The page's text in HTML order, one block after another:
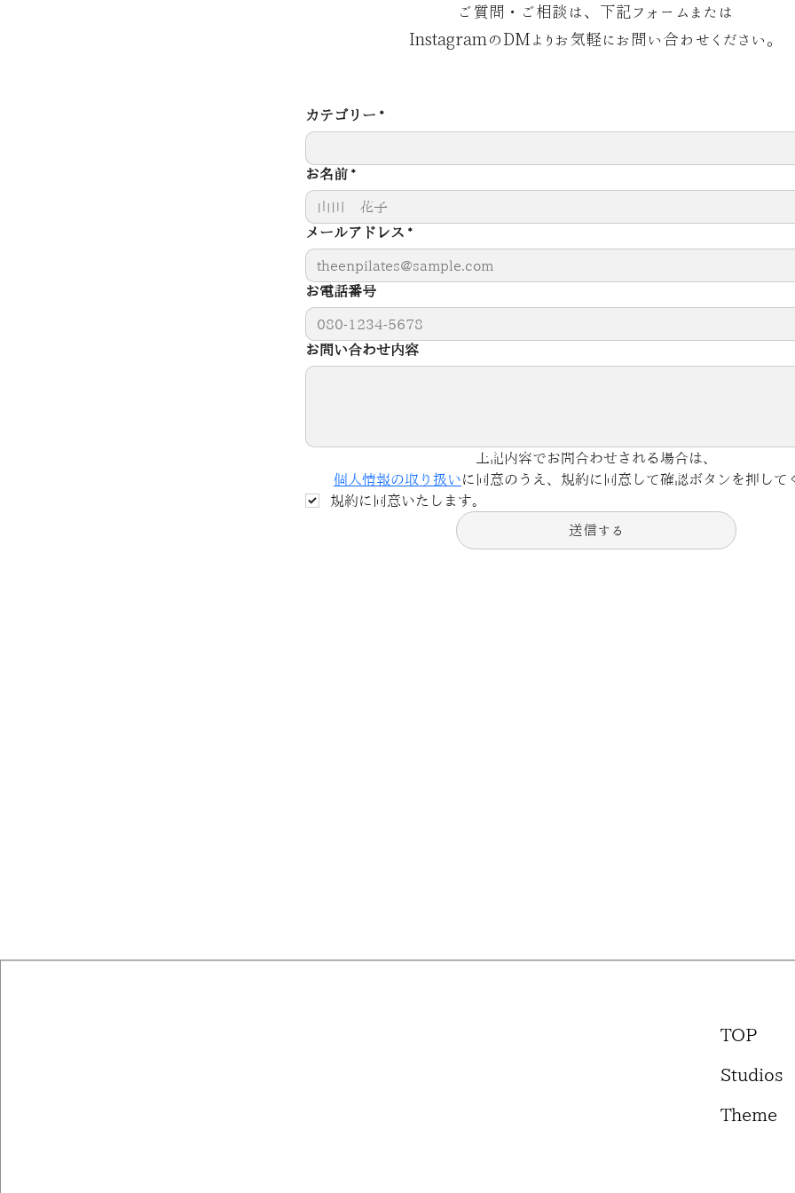
ご質問・ご相談は、下記フォームまたは
InstagramのDMよりお気軽にお問い合わせください。
カテゴリー *
お名前 *
メールアドレス *
お電話番号
お問い合わせ内容
上記内容でお問合わせされる場合は、
個人情報の取り扱いに同意のうえ、規約に同意して確認ボタンを押して
規約に同意いたします。
送信する
TOP
Studios
Theme